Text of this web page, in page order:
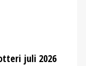
juli 2026